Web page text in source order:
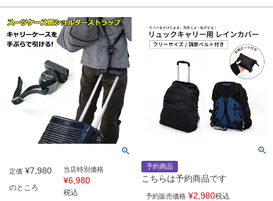
定価 ¥7,980
のところ
当店特別価格
¥6,980
税込
予約商品
こちらは予約商品です
予約販売価格 ¥2,980税込